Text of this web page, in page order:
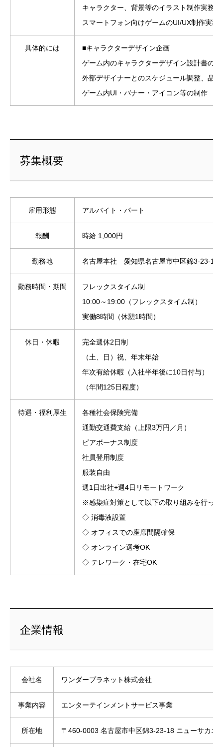
キャラクター、背景等のイラスト制作実務経
スマートフォン向けゲームのUI/UX制作実務
具体的には
■キャラクターデザイン企画
ゲーム内のキャラクターデザイン設計書の作
外部デザイナーとのスケジュール調整、品
ゲーム内UI・バナー・アイコン等の制作
募集概要
雇用形態 アルバイト・パート
報酬 時給 1,000円
勤務地 名古屋本社 愛知県名古屋市中区錦3-23-18
勤務時間・期間
フレックスタイム制
10:00～19:00（フレックスタイム制）
実働8時間（休憩1時間）
休日・休暇
完全週休2日制
（土、日）祝、年末年始
年次有給休暇（入社半年後に10日付与）
（年間125日程度）
待遇・福利厚生
各種社会保険完備
通勤交通費支給（上限3万円／月）
ピアボーナス制度
社員登用制度
服装自由
週1日出社+週4日リモートワーク
※感染症対策として以下の取り組みを行って
◇ 消毒液設置
◇ オフィスでの座席間隔確保
◇ オンライン選考OK
◇ テレワーク・在宅OK
企業情報
会社名 ワンダープラネット株式会社
事業内容 エンターテインメントサービス事業
所在地 〒460-0003 名古屋市中区錦3-23-18 ニューサカエ